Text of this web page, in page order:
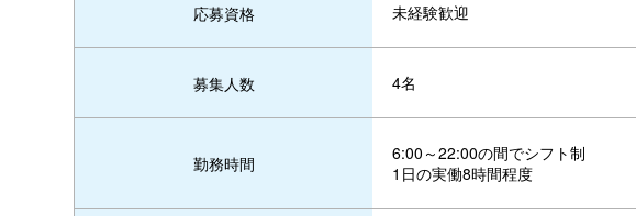
応募資格 未経験歓迎
募集人数 4名
勤務時間
6:00～22:00の間でシフト制
1日の実働8時間程度